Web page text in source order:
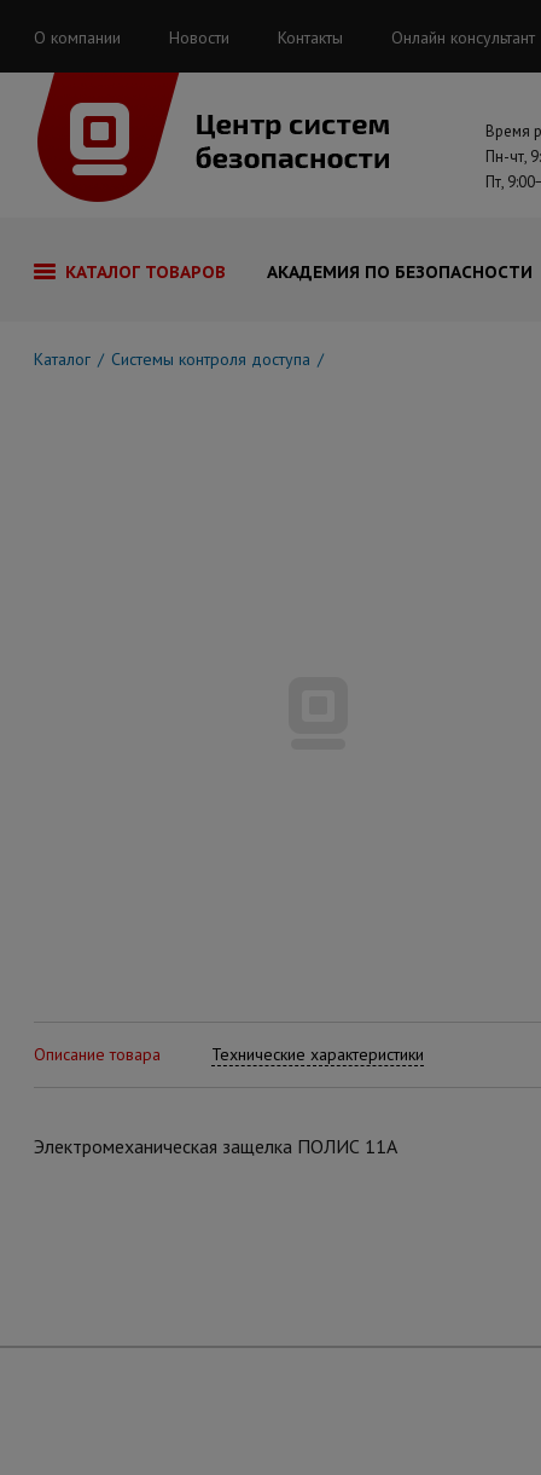
О компании Новости Контакты Онлайн консультант
Время
Пн-чт,
Пт,
КАТАЛОГ ТОВАРОВ АКАДЕМИЯ ПО БЕЗОПАСНОСТИ
Каталог Системы контроля доступа
Описание товара Технические характеристики
Электромеханическая защелка ПОЛИС 11А